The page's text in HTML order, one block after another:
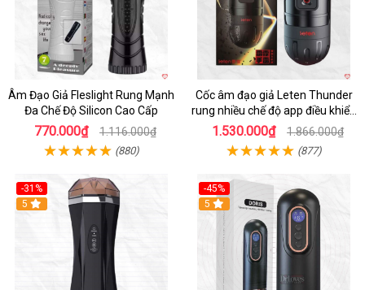
Âm Đạo Giả Fleslight Rung Mạnh
Đa Chế Độ Silicon Cao Cấp
770.000₫ 1.116.000₫
(880)
Cốc âm đạo giả Leten Thunder
rung nhiều chế độ app điều khiển
tiện lợi
1.530.000₫ 1.866.000₫
(877)
-31%
5
-45%
Hot
5